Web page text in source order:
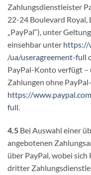
Zahlungsdienstleister
22-24 Boulevard Royal,
„PayPal“), unter
einsehbar unter https://
/ua/useragreement-full
PayPal-Konto verfügt
Zahlungen ohne
https://www.paypal.com
full.
4.5 Bei Auswahl einer
angebotenen
über PayPal, wobei
dritter